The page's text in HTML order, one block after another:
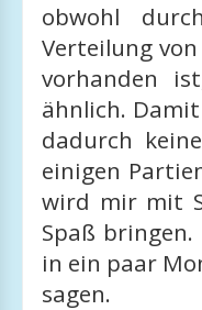
obwohl
Verteilung
vorhanden
ähnlich.
dadurch
einigen
wird mir mit
Spaß
in ein paar
sagen.